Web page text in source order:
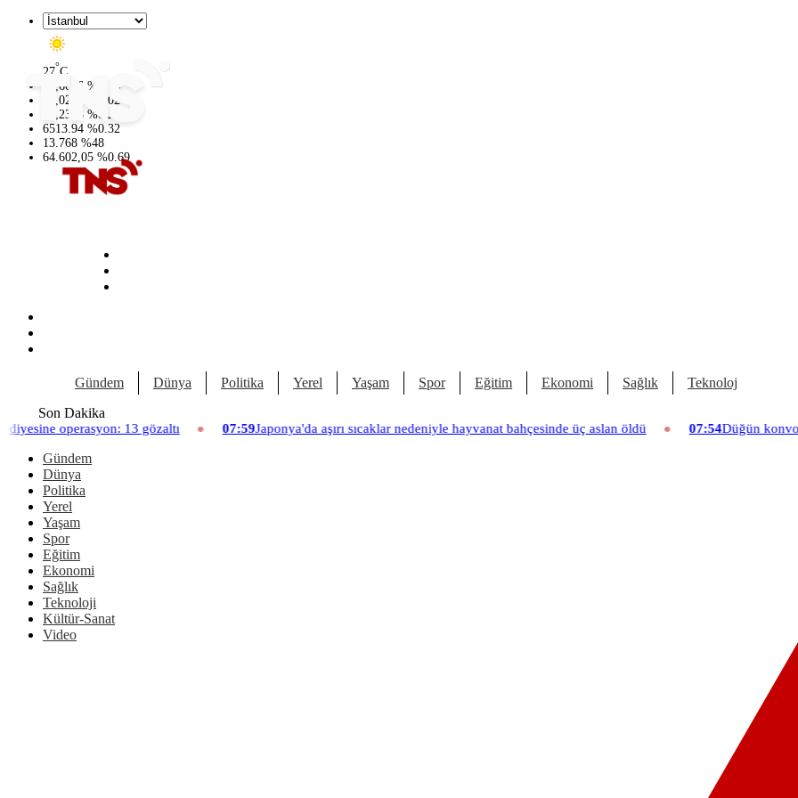
27°C
47,6006 %
0.06
55,0250
0.02
64,2398 %0.2
6513.94 %0.32
13.768 %48
64.602,05 %0.69
Gündem Dünya Politika Yerel Yaşam Spor Eğitim Ekonomi Sağlık Teknoloji
Son Dakika
gözaltı 07:59Japonya'da aşırı sıcaklar nedeniyle hayvanat bahçesinde üç aslan öldü 07:54Düğün konvoyuna ağır fatura:
Gündem
Dünya
Politika
Yerel
Yaşam
Spor
Eğitim
Ekonomi
Sağlık
Teknoloji
Kültür-Sanat
Video